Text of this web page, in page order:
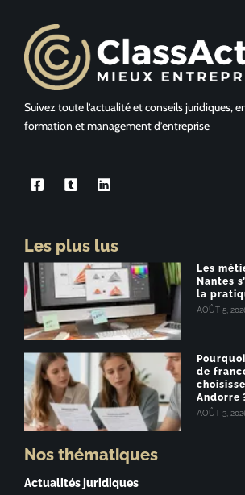
Suivez toute l’actualité et conseils juridiques,
formation et management d’entreprise
Les plus lus
Les
Nantes
la
AOÛT 5,
de
Andorre
AOÛT 3,
Nos thématiques
Actualités juridiques